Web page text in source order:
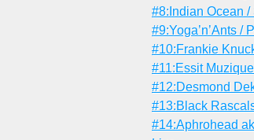
#8:Indian Ocean /
#9:Yoga’n’Ants /
#10:Frankie
#11:Essit
#12:Desmond
#13:Black
#14:Aphrohead